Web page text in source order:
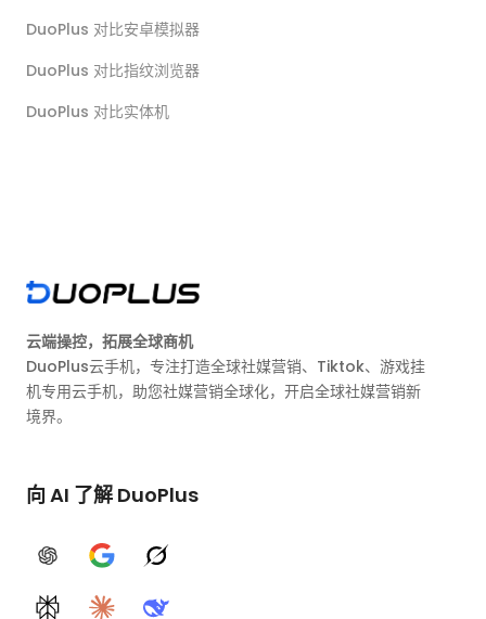
DuoPlus 对比安卓模拟器
DuoPlus 对比指纹浏览器
DuoPlus 对比实体机
云端操控，拓展全球商机
DuoPlus云手机，专注打造全球社媒营销、Tiktok、游戏挂
机专用云手机，助您社媒营销全球化，开启全球社媒营销新
境界。
向 AI 了解 DuoPlus
ChatGPTGoogle AIGrok